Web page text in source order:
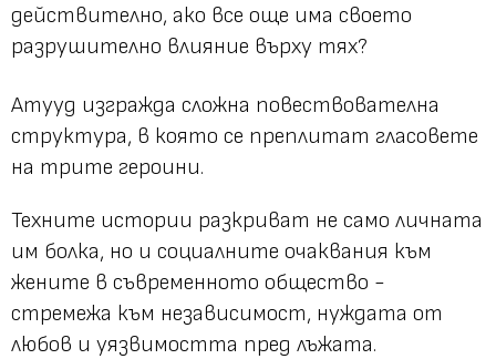
действително, ако все още има своето
разрушително влияние върху тях?
Атууд изгражда сложна повествователна
структура, в която се преплитат гласовете
на трите героини.
Техните истории разкриват не само личната
им болка, но и социалните очаквания към
жените в съвременното общество -
стремежа към независимост, нуждата от
любов и уязвимостта пред лъжата.